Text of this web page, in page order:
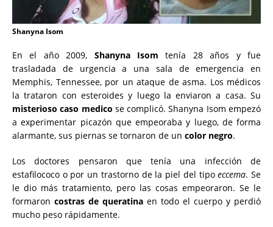
Shanyna Isom
En el año 2009, Shanyna Isom tenía 28 años y fue
trasladada de urgencia a una sala de emergencia en
Memphis, Tennessee, por un ataque de asma. Los médicos
la trataron con esteroides y luego la enviaron a casa. Su
misterioso caso medico se complicó. Shanyna Isom empezó
a experimentar picazón que empeoraba y luego, de forma
alarmante, sus piernas se tornaron de un color negro.
Los doctores pensaron que tenía una infección de
estafilococo o por un trastorno de la piel del tipoeccema. Se
le dio más tratamiento, pero las cosas empeoraron. Se le
formaron costras de queratina en todo el cuerpo y perdió
mucho peso rápidamente.